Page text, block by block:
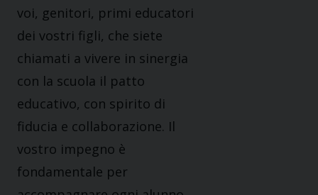
voi, genitori, primi educatori
dei vostri figli, che siete
chiamati a vivere in sinergia
con la scuola il patto
educativo, con spirito di
fiducia e collaborazione. Il
vostro impegno è
fondamentale per